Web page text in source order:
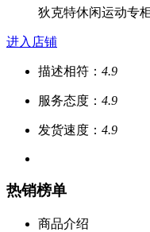
狄克特休闲运动专
进入店铺
描述相符： 4.9
服务态度： 4.9
发货速度： 4.9
热销榜单
商品介绍